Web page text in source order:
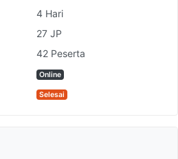
4 Hari
27 JP
42 Peserta
Online
Selesai